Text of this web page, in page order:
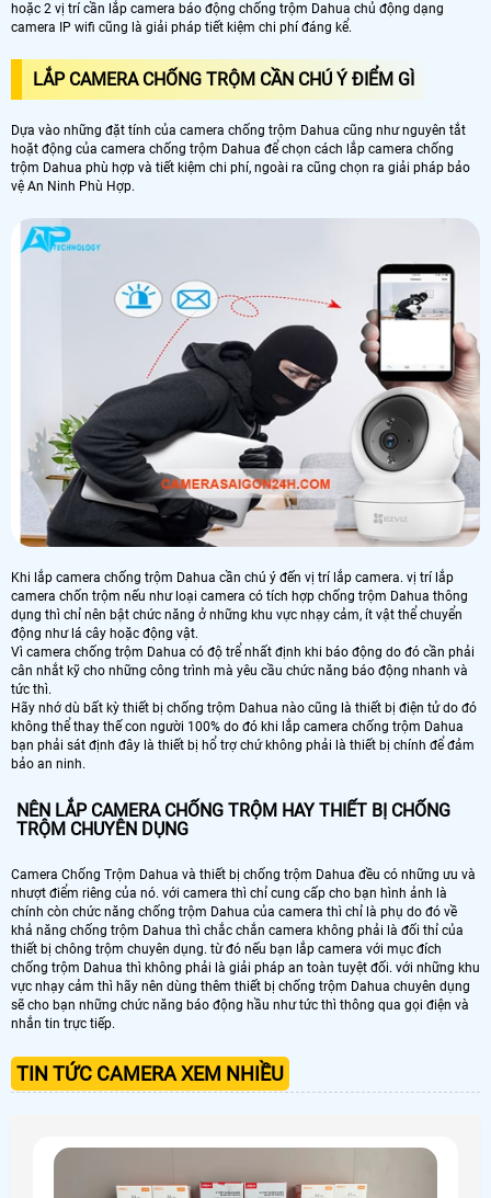
hoặc 2 vị trí cần lắp camera báo động chống trộm Dahua chủ động dạng
camera IP wifi cũng là giải pháp tiết kiệm chi phí đáng kể.
LẮP CAMERA CHỐNG TRỘM CẦN CHÚ Ý ĐIỂM GÌ
Dựa vào những đặt tính của camera chống trộm Dahua cũng như nguyên tắt
hoặt động của camera chống trộm Dahua để chọn cách lắp camera chống
trộm Dahua phù hợp và tiết kiệm chi phí, ngoài ra cũng chọn ra giải pháp bảo
vệ An Ninh Phù Hợp.
Khi lắp camera chống trộm Dahua cần chú ý đến vị trí lắp camera. vị trí lắp
camera chốn trộm nếu như loại camera có tích hợp chống trộm Dahua thông
dụng thì chỉ nên bật chức năng ở những khu vực nhạy cảm, ít vật thể chuyển
động như lá cây hoặc động vật.
Vì camera chống trộm Dahua có độ trể nhất định khi báo động do đó cần phải
cân nhắt kỹ cho những công trình mà yêu cầu chức năng báo động nhanh và
tức thì.
Hãy nhớ dù bất kỳ thiết bị chống trộm Dahua nào cũng là thiết bị điện tử do đó
không thể thay thế con người 100% do đó khi lắp camera chống trộm Dahua
bạn phải sát định đây là thiết bị hổ trợ chứ không phải là thiết bị chính để đảm
bảo an ninh.
NÊN LẮP CAMERA CHỐNG TRỘM HAY THIẾT BỊ CHỐNG
TRỘM CHUYÊN DỤNG
Camera Chống Trộm Dahua và thiết bị chống trộm Dahua đều có những ưu và
nhượt điểm riêng của nó. với camera thì chỉ cung cấp cho bạn hình ảnh là
chính còn chức năng chống trộm Dahua của camera thì chỉ là phụ do đó về
khả năng chống trộm Dahua thì chắc chắn camera không phải là đối thỉ của
thiết bị chông trộm chuyên dụng. từ đó nếu bạn lắp camera với mục đích
chống trộm Dahua thì không phải là giải pháp an toàn tuyệt đối. với những khu
vực nhạy cảm thì hãy nên dùng thêm thiết bị chống trộm Dahua chuyên dụng
sẽ cho bạn những chức năng báo động hầu như tức thì thông qua gọi điện và
nhắn tin trực tiếp.
TIN TỨC CAMERA XEM NHIỀU